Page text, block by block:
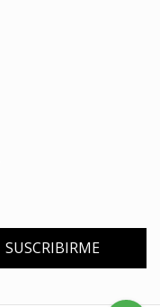
SUSCRIBIRME